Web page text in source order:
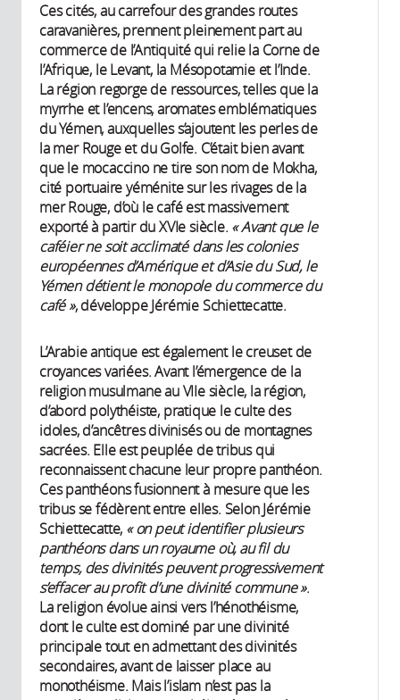
Ces cités, au carrefour des grandes routes
caravanières, prennent pleinement part au
commerce de l’Antiquité qui relie la Corne de
l’Afrique, le Levant, la Mésopotamie et l’Inde.
La région regorge de ressources, telles que la
myrrhe et l’encens, aromates emblématiques
du Yémen, auxquelles s’ajoutent les perles de
la mer Rouge et du Golfe. C’était bien avant
que le mocaccino ne tire son nom de Mokha,
cité portuaire yéménite sur les rivages de la
mer Rouge, d’où le café est massivement
exporté à partir du XVIe siècle. « Avant que le
caféier ne soit acclimaté dans les colonies
européennes d’Amérique et d’Asie du Sud, le
Yémen détient le monopole du commerce du
café », développe Jérémie Schiettecatte.
L’Arabie antique est également le creuset de
croyances variées. Avant l’émergence de la
religion musulmane au VIIe siècle, la région,
d’abord polythéiste, pratique le culte des
idoles, d’ancêtres divinisés ou de montagnes
sacrées. Elle est peuplée de tribus qui
reconnaissent chacune leur propre panthéon.
Ces panthéons fusionnent à mesure que les
tribus se fédèrent entre elles. Selon Jérémie
Schiettecatte, « on peut identifier plusieurs
panthéons dans un royaume où, au fil du
temps, des divinités peuvent progressivement
s’effacer au profit d’une divinité commune ».
La religion évolue ainsi vers l’hénothéisme,
dont le culte est dominé par une divinité
principale tout en admettant des divinités
secondaires, avant de laisser place au
monothéisme. Mais l’islam n’est pas la